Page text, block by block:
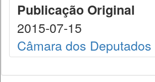
Publicação Original
2015-07-15
Câmara dos Deputados